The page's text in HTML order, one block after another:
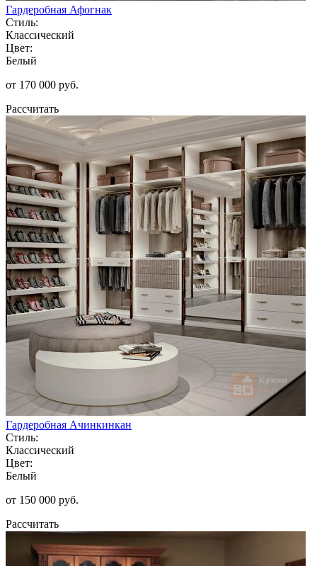
Гардеробная Афогнак
Стиль:
Классический
Цвет:
Белый
от 170 000 руб.
Рассчитать
Гардеробная Ачинкинкан
Стиль:
Классический
Цвет:
Белый
от 150 000 руб.
Рассчитать